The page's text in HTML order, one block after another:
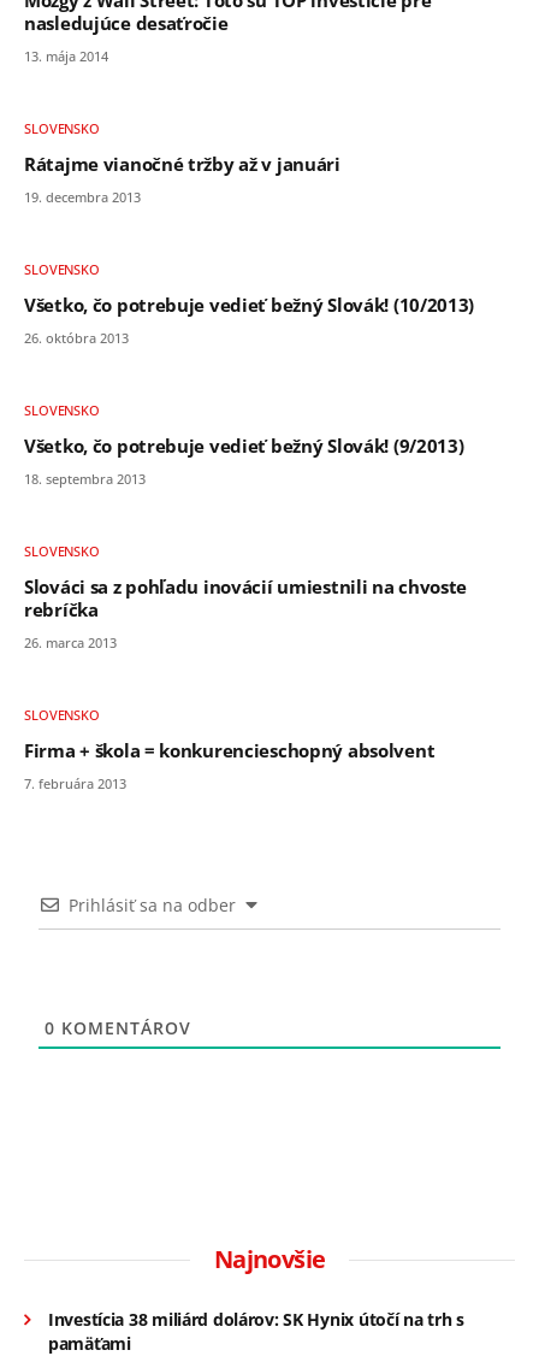
nasledujúce desaťročie
13. mája 2014
SLOVENSKO
Rátajme vianočné tržby až v januári
19. decembra 2013
SLOVENSKO
Všetko, čo potrebuje vedieť bežný Slovák! (10/2013)
26. októbra 2013
SLOVENSKO
Všetko, čo potrebuje vedieť bežný Slovák! (9/2013)
18. septembra 2013
SLOVENSKO
Slováci sa z pohľadu inovácií umiestnili na chvoste
rebríčka
26. marca 2013
SLOVENSKO
Firma + škola = konkurencieschopný absolvent
7. februára 2013
Prihlásiť sa na odber
0 KOMENTÁROV
Najnovšie
Investícia 38 miliárd dolárov: SK Hynix útočí na trh s
pamäťami